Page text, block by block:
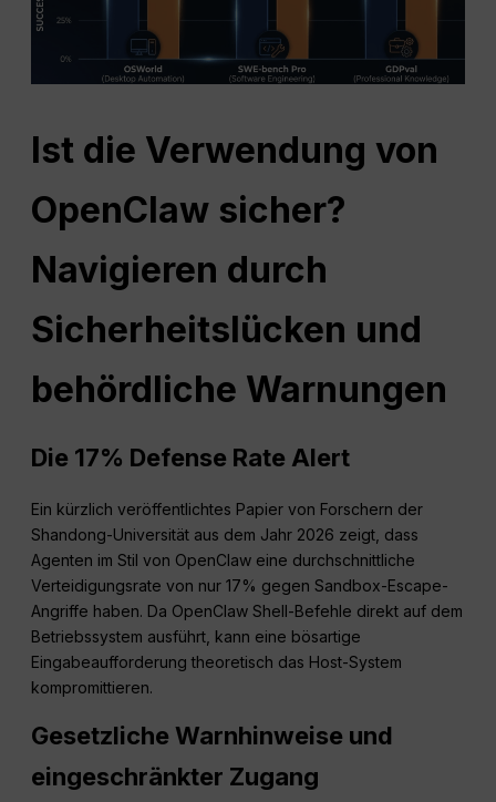
Ist die Verwendung von
OpenClaw sicher?
Navigieren durch
Sicherheitslücken und
behördliche Warnungen
Die 17% Defense Rate Alert
Ein kürzlich veröffentlichtes Papier von Forschern der
Shandong-Universität aus dem Jahr 2026 zeigt, dass
Agenten im Stil von OpenClaw eine durchschnittliche
Verteidigungsrate von nur 17% gegen Sandbox-Escape-
Angriffe haben. Da OpenClaw Shell-Befehle direkt auf dem
Betriebssystem ausführt, kann eine bösartige
Eingabeaufforderung theoretisch das Host-System
kompromittieren.
Gesetzliche Warnhinweise und
eingeschränkter Zugang